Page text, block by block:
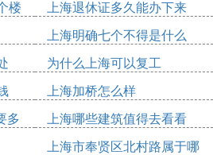
衣服便宜
都是比较便宜的：
城
。在没有淘宝的时代，这里是
。早在上世纪90年代，说起批
楼
上海退休证多久能办下来
上海明确七个不得是什么
为什么上海可以复工
上海加桥怎么样
多
上海哪些建筑值得去看看
上海市奉贤区北村路属于哪